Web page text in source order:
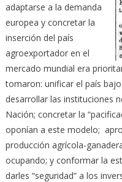
adaptarse a la demanda
europea y concretar la
inserción del país
agroexportador en el
mercado mundial era
tomaron: unificar el país
desarrollar las instituciones
Nación; concretar la
oponían a este modelo;
producción agrícola-
ocupando; y conformar la
darles “seguridad” a los